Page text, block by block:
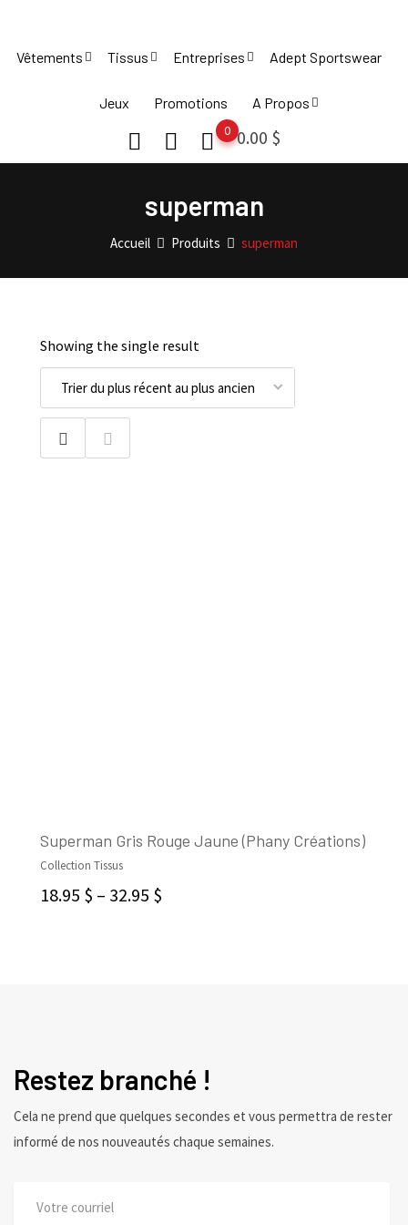
content
Vêtements Tissus Entreprises Adept Sportswear
Jeux Promotions A Propos
0.00 $
0
superman
Accueil Produits superman
Showing the single result
Superman Gris Rouge Jaune (Phany Créations)
Collection Tissus
18.95 $ – 32.95 $
Restez branché !
Cela ne prend que quelques secondes et vous permettra de rester
informé de nos nouveautés chaque semaines.